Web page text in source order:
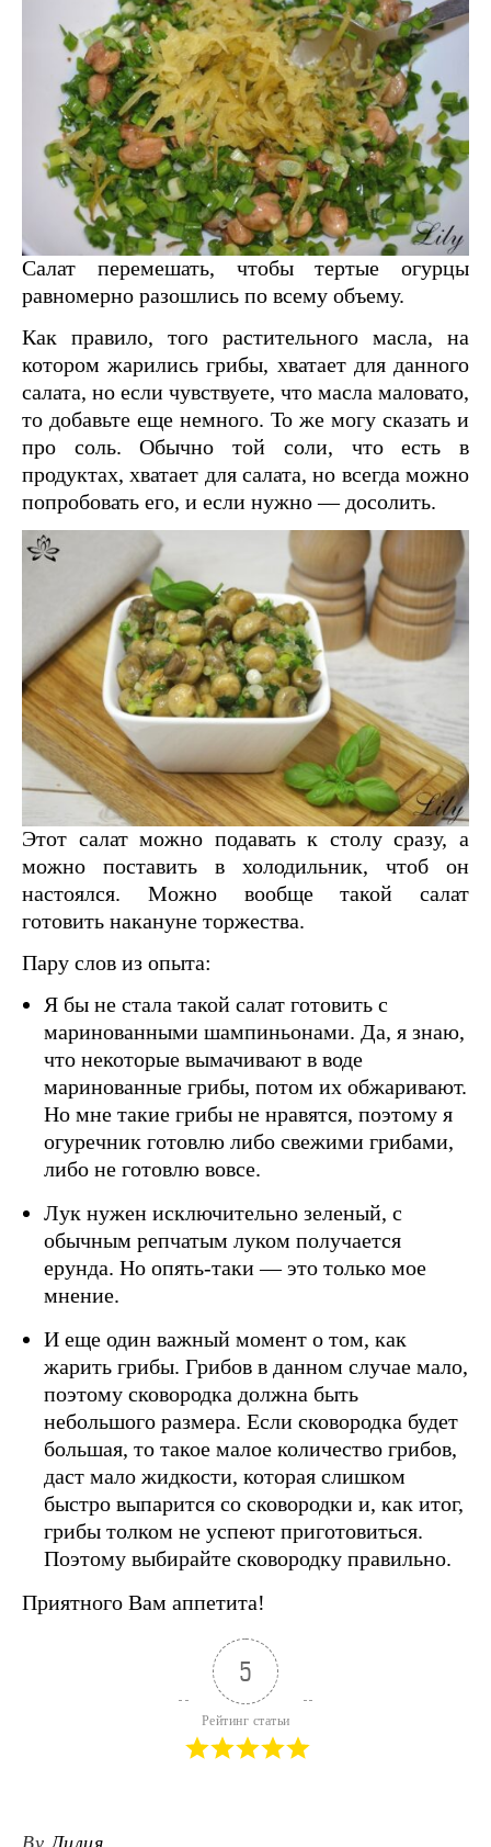
Салат перемешать, чтобы тертые огурцы
равномерно разошлись по всему объему.
Как правило, того растительного масла, на
котором жарились грибы, хватает для данного
салата, но если чувствуете, что масла маловато,
то добавьте еще немного. То же могу сказать и
про соль. Обычно той соли, что есть в
продуктах, хватает для салата, но всегда можно
попробовать его, и если нужно — досолить.
Этот салат можно подавать к столу сразу, а
можно поставить в холодильник, чтоб он
настоялся. Можно вообще такой салат
готовить накануне торжества.
Пару слов из опыта:
Я бы не стала такой салат готовить с
маринованными шампиньонами. Да, я знаю,
что некоторые вымачивают в воде
маринованные грибы, потом их обжаривают.
Но мне такие грибы не нравятся, поэтому я
огуречник готовлю либо свежими грибами,
либо не готовлю вовсе.
Лук нужен исключительно зеленый, с
обычным репчатым луком получается
ерунда. Но опять-таки — это только мое
мнение.
И еще один важный момент о том, как
жарить грибы. Грибов в данном случае мало,
поэтому сковородка должна быть
небольшого размера. Если сковородка будет
большая, то такое малое количество грибов,
даст мало жидкости, которая слишком
быстро выпарится со сковородки и, как итог,
грибы толком не успеют приготовиться.
Поэтому выбирайте сковородку правильно.
Приятного Вам аппетита!
5
Рейтинг статьи